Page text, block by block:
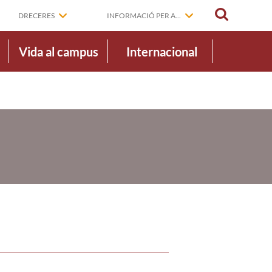
DRECERES INFORMACIÓ PER A...
Vida al campus Internacional